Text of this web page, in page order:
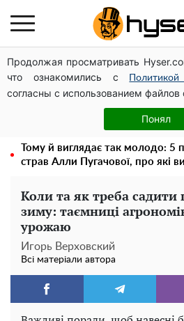
Продолжая просматривать
что ознакомились с
согласны с использованием файлов
Понял
Таку смакоту ви
рецепт помідорів дольками з
зиму
Його доведеться просто
зберігати бензин у пластиковій
Тому й виглядає так молодо: 5
страв Алли Пугачової, про які
Коли та як треба садити
зиму: таємниці
урожаю
Игорь Верховский
Всі матеріали автора